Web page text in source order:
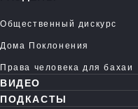
Общественный дискурс
Дома Поклонения
Права человека для бахаи
ВИДЕО
ПОДКАСТЫ